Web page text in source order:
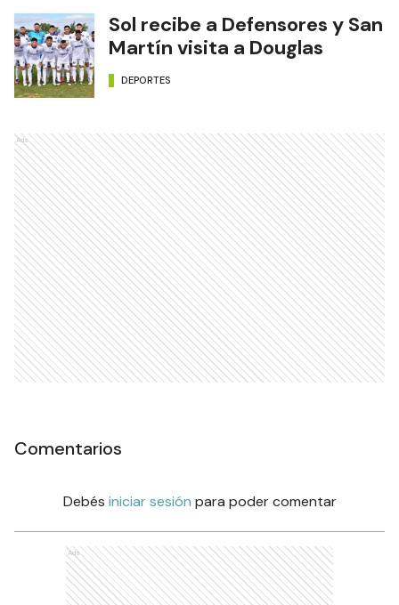
Sol recibe a Defensores y San
Martín visita a Douglas
DEPORTES
Ads
Comentarios
Debés iniciar sesión para poder comentar
Ads